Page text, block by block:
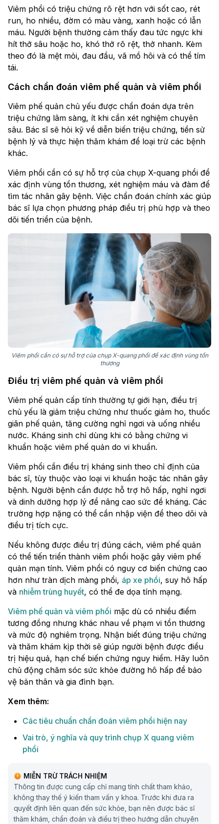
Viêm phổi có triệu chứng rõ rệt hơn với sốt cao, rét
run, ho nhiều, đờm có màu vàng, xanh hoặc có lẫn
máu. Người bệnh thường cảm thấy đau tức ngực khi
hít thở sâu hoặc ho, khó thở rõ rệt, thở nhanh. Kèm
theo đó là mệt mỏi, đau đầu, vã mồ hôi và có thể tím
tái.
Cách chẩn đoán viêm phế quản và viêm phổi
Viêm phế quản chủ yếu được chẩn đoán dựa trên
triệu chứng lâm sàng, ít khi cần xét nghiệm chuyên
sâu. Bác sĩ sẽ hỏi kỹ về diễn biến triệu chứng, tiền sử
bệnh lý và thực hiện thăm khám để loại trừ các bệnh
khác.
Viêm phổi cần có sự hỗ trợ của chụp X-quang phổi để
xác định vùng tổn thương, xét nghiệm máu và đàm để
tìm tác nhân gây bệnh. Việc chẩn đoán chính xác giúp
bác sĩ lựa chọn phương pháp điều trị phù hợp và theo
dõi tiến triển của bệnh.
Viêm phổi cần có sự hỗ trợ của chụp X-quang phổi để xác định vùng tổn
thương
Điều trị viêm phế quản và viêm phổi
Viêm phế quản cấp tính thường tự giới hạn, điều trị
chủ yếu là giảm triệu chứng như thuốc giảm ho, thuốc
giãn phế quản, tăng cường nghỉ ngơi và uống nhiều
nước. Kháng sinh chỉ dùng khi có bằng chứng vi
khuẩn hoặc viêm phế quản do vi khuẩn.
Viêm phổi cần điều trị kháng sinh theo chỉ định của
bác sĩ, tùy thuộc vào loại vi khuẩn hoặc tác nhân gây
bệnh. Người bệnh cần được hỗ trợ hô hấp, nghỉ ngơi
và dinh dưỡng hợp lý để nâng cao sức đề kháng. Các
trường hợp nặng có thể cần nhập viện để theo dõi và
điều trị tích cực.
Nếu không được điều trị đúng cách, viêm phế quản
có thể tiến triển thành viêm phổi hoặc gây viêm phế
quản mạn tính. Viêm phổi có nguy cơ biến chứng cao
hơn như tràn dịch màng phổi, áp xe phổi, suy hô hấp
và nhiễm trùng huyết, có thể đe dọa tính mạng.
Viêm phế quản và viêm phổi mặc dù có nhiều điểm
tương đồng nhưng khác nhau về phạm vi tổn thương
và mức độ nghiêm trọng. Nhận biết đúng triệu chứng
và thăm khám kịp thời sẽ giúp người bệnh được điều
trị hiệu quả, hạn chế biến chứng nguy hiểm. Hãy luôn
chủ động chăm sóc sức khỏe đường hô hấp để bảo
vệ bản thân và gia đình bạn.
Xem thêm:
Các tiêu chuẩn chẩn đoán viêm phổi hiện nay
Vai trò, ý nghĩa và quy trình chụp X quang viêm
phổi
MIỄN TRỪ TRÁCH NHIỆM
Thông tin được cung cấp chỉ mang tính chất tham khảo,
không thay thế ý kiến tham vấn y khoa. Trước khi đưa ra
quyết định liên quan đến sức khỏe, bạn nên được bác sĩ
thăm khám, chẩn đoán và điều trị theo hướng dẫn chuyên